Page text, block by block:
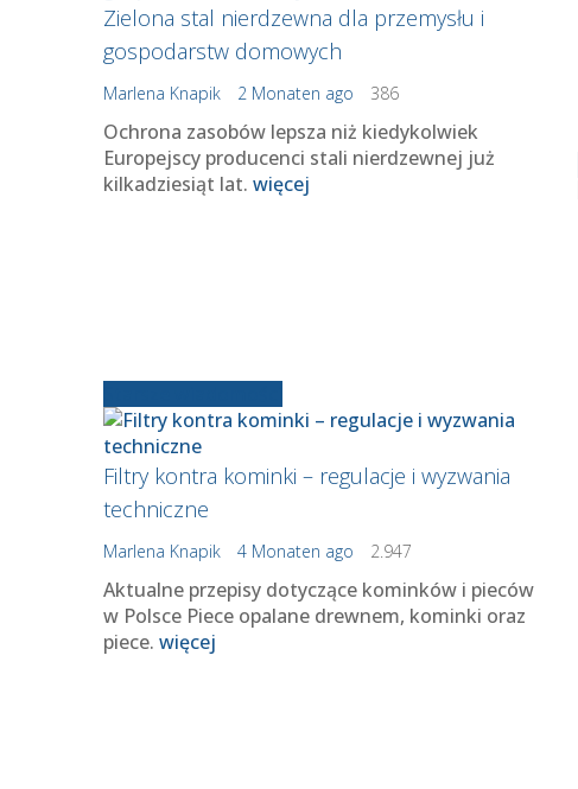
Zielona stal nierdzewna dla przemysłu i
gospodarstw domowych
Marlena Knapik 2 Monaten ago 386
Ochrona zasobów lepsza niż kiedykolwiek
Europejscy producenci stali nierdzewnej już
kilkadziesiąt lat. więcej
Filtry kontra kominki – regulacje i wyzwania
techniczne
Marlena Knapik 4 Monaten ago 2.947
Aktualne przepisy dotyczące kominków i pieców
w Polsce Piece opalane drewnem, kominki oraz
piece. więcej